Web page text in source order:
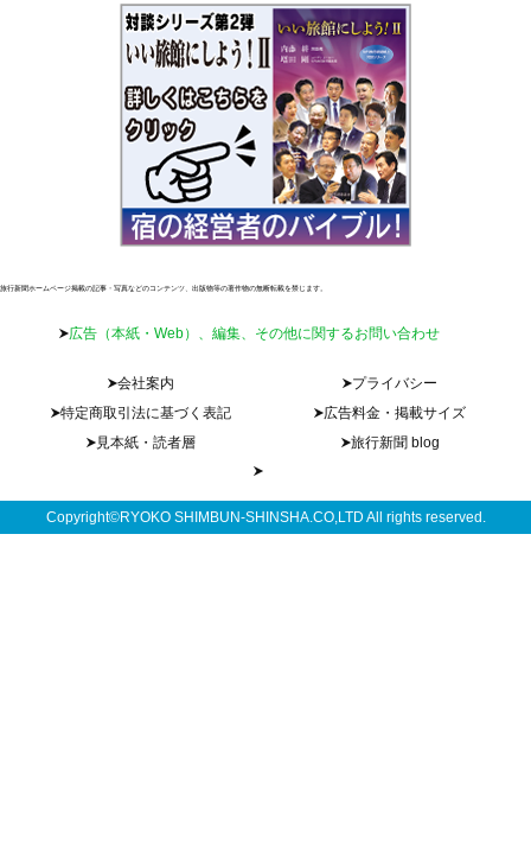
旅行新聞ホームページ掲載の記事・写真などのコンテンツ、出版物等の著作物の無断転載を禁じます。
広告（本紙・Web）、編集、その他に関するお問い合わせ
会社案内
プライバシー
特定商取引法に基づく表記
広告料金・掲載サイズ
見本紙・読者層
旅行新聞 blog
Copyright©RYOKO SHIMBUN-SHINSHA.CO,LTD All rights reserved.